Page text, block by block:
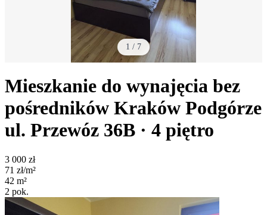
1 / 7
Mieszkanie do wynajęcia bez
pośredników Kraków Podgórze
ul. Przewóz 36B · 4 piętro
3 000 zł
71 zł/m²
42 m²
2 pok.